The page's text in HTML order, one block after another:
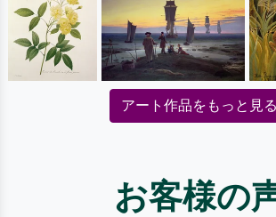
アート作品をもっと見る
お客様の